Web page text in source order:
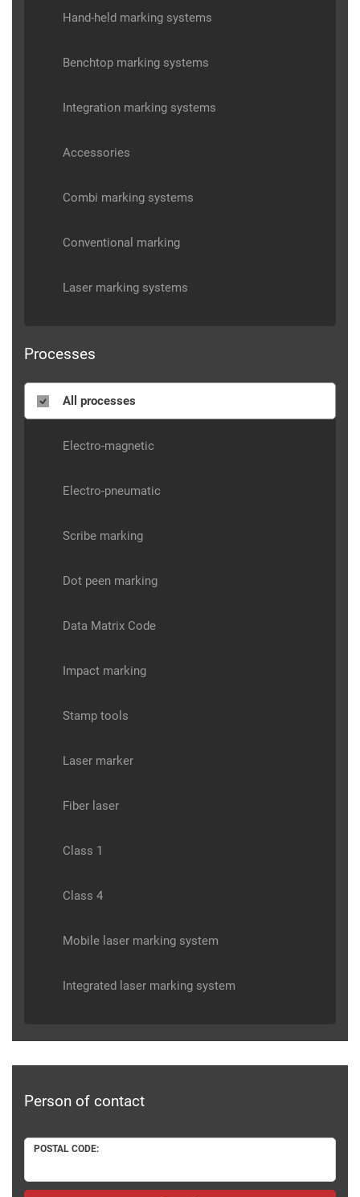
Hand-held marking systems
Benchtop marking systems
Integration marking systems
Accessories
Combi marking systems
Conventional marking
Laser marking systems
Processes
All processes
Electro-magnetic
Electro-pneumatic
Scribe marking
Dot peen marking
Data Matrix Code
Impact marking
Stamp tools
Laser marker
Fiber laser
Class 1
Class 4
Mobile laser marking system
Integrated laser marking system
Person of contact
POSTAL CODE: